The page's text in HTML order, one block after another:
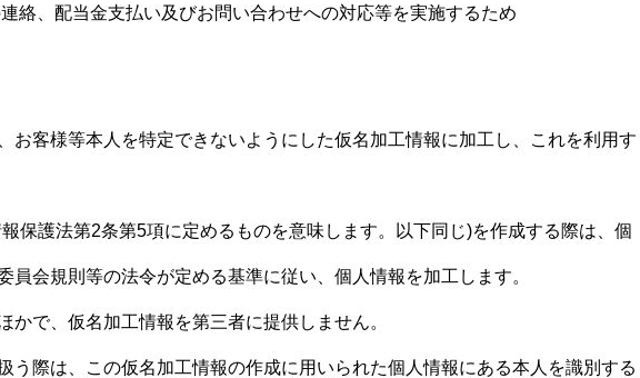
絡、配当金支払い及びお問い合わせへの対応等を実施するため
お客様等本人を特定できないようにした仮名加工情報に加工し、これを利用す
保護法第2条第5項に定めるものを意味します。以下同じ)を作成する際は、個
員会規則等の法令が定める基準に従い、個人情報を加工します。
かで、仮名加工情報を第三者に提供しません。
う際は、この仮名加工情報の作成に用いられた個人情報にある本人を識別する